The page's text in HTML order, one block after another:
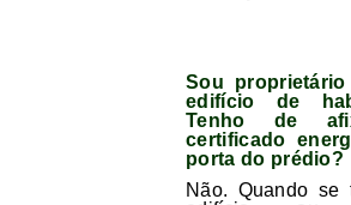
Sou
edifício de
Tenho de
certificado
porta do prédio?
Não. Quando se